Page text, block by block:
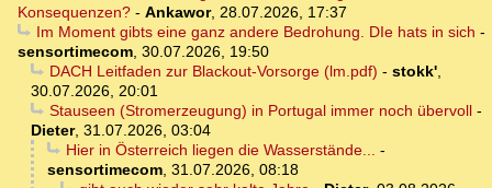
Konsequenzen? - Ankawor, 28.07.2026, 17:37
Im Moment gibts eine ganz andere Bedrohung. DIe hats in sich -
sensortimecom, 30.07.2026, 19:50
DACH Leitfaden zur Blackout-Vorsorge (lm.pdf) - stokk',
30.07.2026, 20:01
Stauseen (Stromerzeugung) in Portugal immer noch übervoll-
Dieter, 31.07.2026, 03:04
Hier in Österreich liegen die Wasserstände... -
sensortimecom, 31.07.2026, 08:18